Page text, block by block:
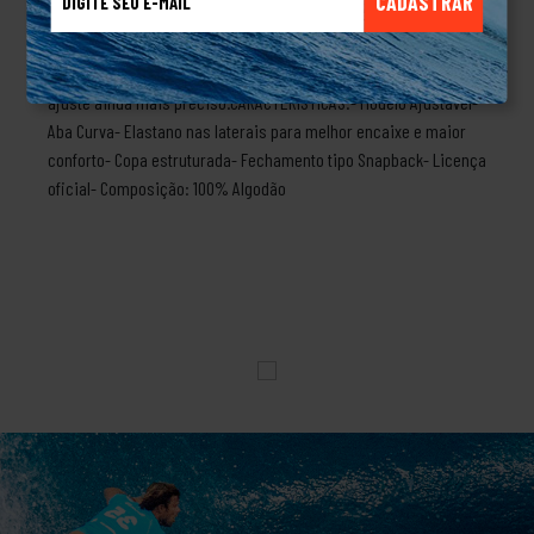
pré-curvada, chega com o shape perfeito diretamente da
fábrica. O fechamento snapback oferece o ajuste personalizado
que você precisa. Possui construção em strech, oferecendo
ajuste ainda mais preciso.CARACTERÍSTICAS:- Modelo Ajustável-
Aba Curva- Elastano nas laterais para melhor encaixe e maior
conforto- Copa estruturada- Fechamento tipo Snapback- Licença
oficial- Composição: 100% Algodão